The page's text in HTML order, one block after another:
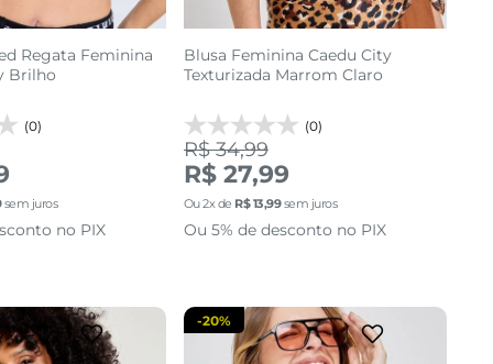
Regata Feminina
Brilho
(0)
sem juros
no PIX
Blusa Feminina Caedu City
Texturizada Marrom Claro
(0)
R$ 34,99
R$ 27,99
Ou2x de R$13,99sem juros
Ou 5% de desconto no PIX
a sacola adicionar a sacola
-20%